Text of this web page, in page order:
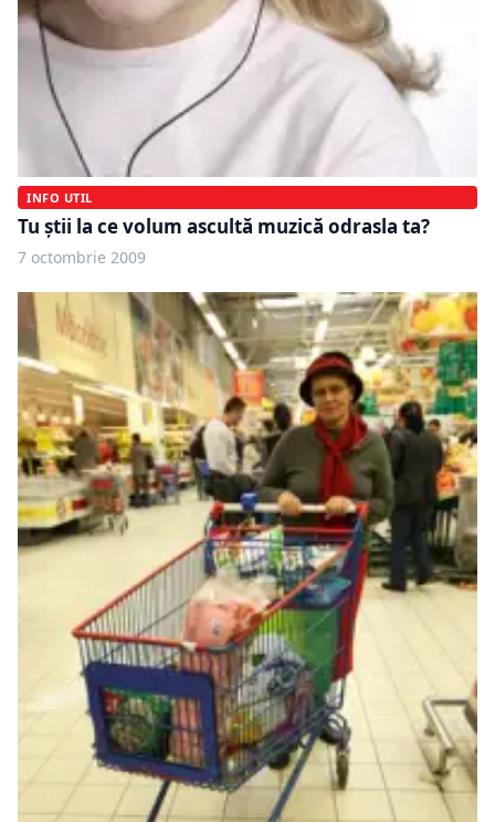
INFO UTIL
Tu ştii la ce volum ascultă muzică odrasla ta?
7 octombrie 2009